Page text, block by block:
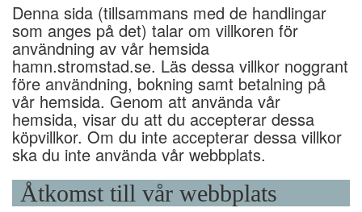
Denna sida (tillsammans med de handlingar
som anges på det) talar om villkoren för
användning av vår hemsida
hamn.stromstad.se. Läs dessa villkor noggrant
före användning, bokning samt betalning på
vår hemsida. Genom att använda vår
hemsida, visar du att du accepterar dessa
köpvillkor. Om du inte accepterar dessa villkor
ska du inte använda vår webbplats.
Åtkomst till vår webbplats